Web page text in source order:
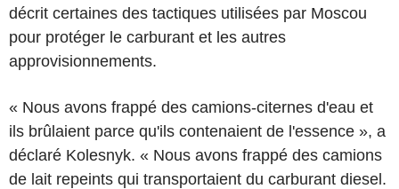
décrit certaines des tactiques utilisées par Moscou
pour protéger le carburant et les autres
approvisionnements.
« Nous avons frappé des camions-citernes d'eau et
ils brûlaient parce qu'ils contenaient de l'essence », a
déclaré Kolesnyk. « Nous avons frappé des camions
de lait repeints qui transportaient du carburant diesel.